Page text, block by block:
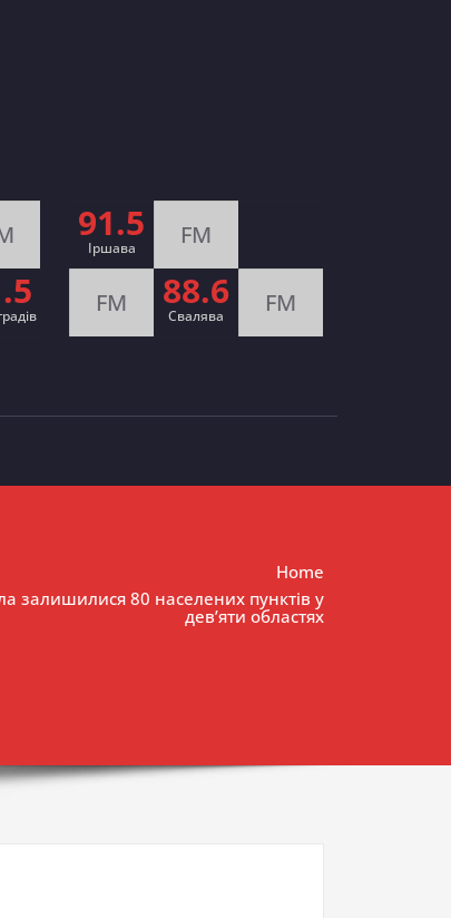
91.5
Іршава FM
FM 88.6
Cвалява FM
Home
залишилися 80 населених пунктів у
дев’яти областях